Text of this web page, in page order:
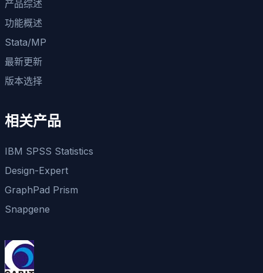
产品综述
功能概述
Stata/MP
最新更新
版本选择
相关产品
IBM SPSS Statistics
Design-Expert
GraphPad Prism
Snapgene